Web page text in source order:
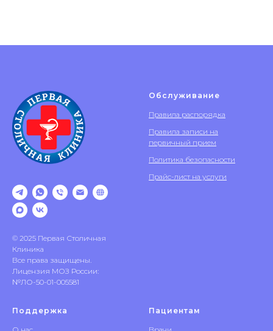
© 2025 Первая Столичная
Клиника
Все права защищены.
Лицензия МОЗ России:
№ЛО-50-01-005581
Обслуживание
Правила распорядка
Правила записи на
первичный прием
Политика безопасности
Прайс-лист на услуги
Поддержка Пациентам